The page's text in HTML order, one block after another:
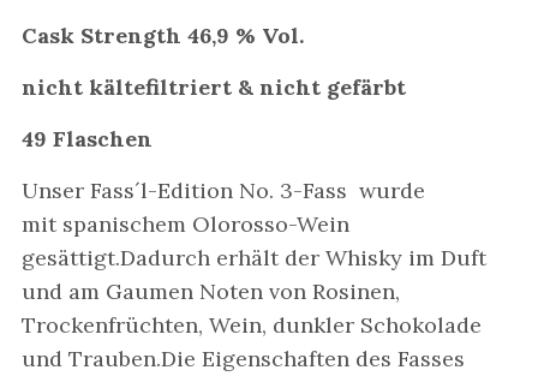
Cask Strength 46,9 % Vol.
nicht kältefiltriert & nicht gefärbt
49 Flaschen
Unser Fass´l-Edition No. 3-Fass wurde
mit spanischem Olorosso-Wein
gesättigt.Dadurch erhält der Whisky im Duft
und am Gaumen Noten von Rosinen,
Trockenfrüchten, Wein, dunkler Schokolade
und Trauben.Die Eigenschaften des Fasses